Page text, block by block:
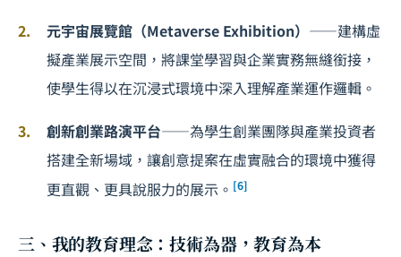
元宇宙展覽館（Metaverse Exhibition） ——建構虛
擬產業展示空間，將課堂學習與企業實務無縫銜接，
使學生得以在沉浸式環境中深入理解產業運作邏輯。
創新創業路演平台——為學生創業團隊與產業投資者
搭建全新場域，讓創意提案在虛實融合的環境中獲得
更直觀、更具說服力的展示。 [6]
三、我的教育理念：技術為器，教育為本